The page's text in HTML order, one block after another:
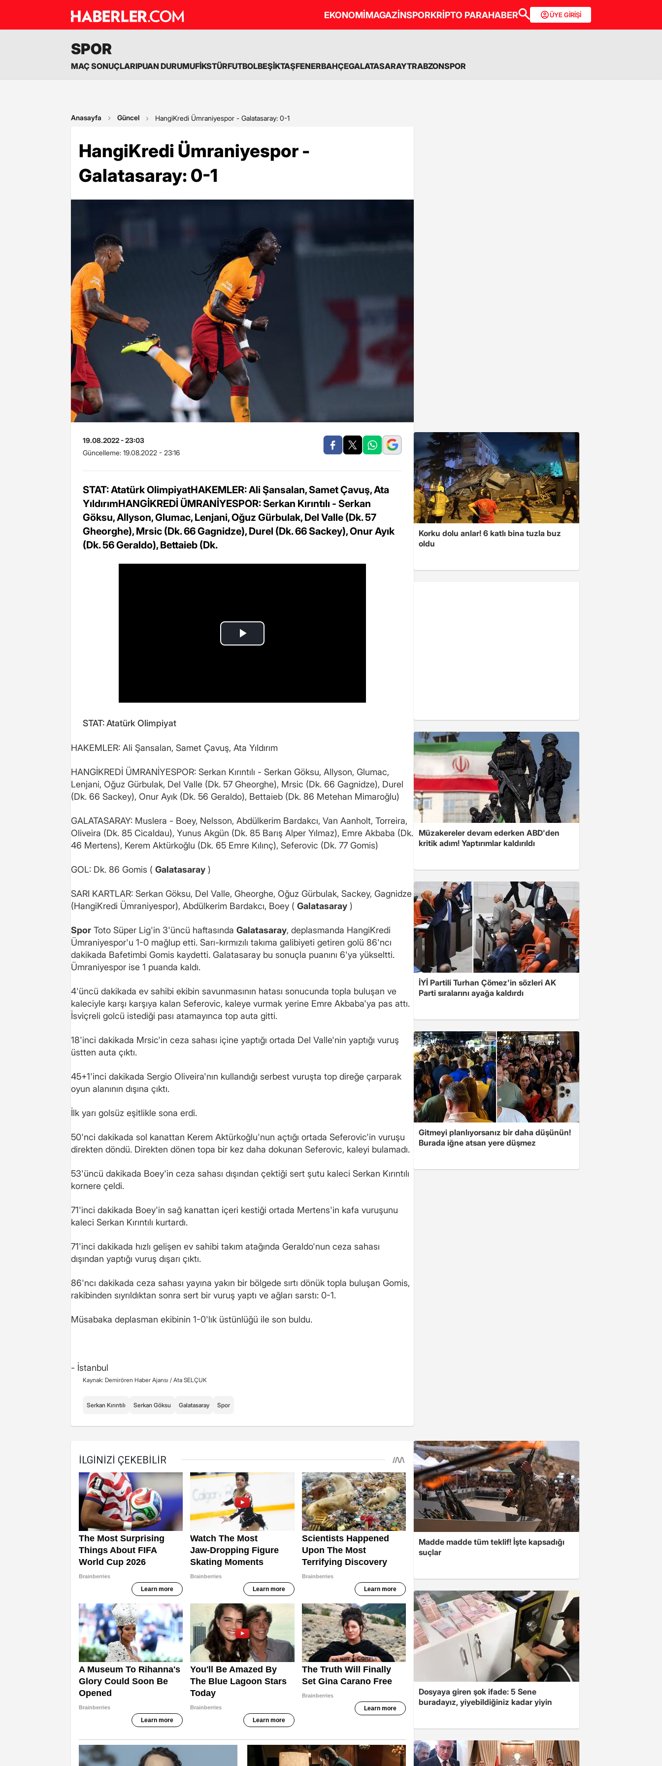
EKONOMİMAGAZİNSPORKRİPTO PARAHABER ÜYE GİRİŞİ
SPOR
MAÇ SONUÇLARIPUAN DURUMUFİKSTÜRFUTBOLBEŞİKTAŞFENERBAHÇEGALATASARAYTRABZONSPOR
Anasayfa Güncel HangiKredi Ümraniyespor - Galatasaray: 0-1
HangiKredi Ümraniyespor -
Galatasaray: 0-1
19.08.2022 - 23:03
Güncelleme: 19.08.2022 - 23:16
STAT: Atatürk OlimpiyatHAKEMLER: Ali Şansalan, Samet Çavuş, Ata
YıldırımHANGİKREDİ ÜMRANİYESPOR: Serkan Kırıntılı - Serkan
Göksu, Allyson, Glumac, Lenjani, Oğuz Gürbulak, Del Valle (Dk. 57
Gheorghe), Mrsic (Dk. 66 Gagnidze), Durel (Dk. 66 Sackey), Onur Ayık
(Dk. 56 Geraldo), Bettaieb (Dk.
STAT: Atatürk Olimpiyat
HAKEMLER: Ali Şansalan, Samet Çavuş, Ata Yıldırım
HANGİKREDİ ÜMRANİYESPOR: Serkan Kırıntılı - Serkan Göksu, Allyson, Glumac,
Lenjani, Oğuz Gürbulak, Del Valle (Dk. 57 Gheorghe), Mrsic (Dk. 66 Gagnidze), Durel
(Dk. 66 Sackey), Onur Ayık (Dk. 56 Geraldo), Bettaieb (Dk. 86 Metehan Mimaroğlu)
GALATASARAY: Muslera - Boey, Nelsson, Abdülkerim Bardakcı, Van Aanholt, Torreira,
Oliveira (Dk. 85 Cicaldau), Yunus Akgün (Dk. 85 Barış Alper Yılmaz), Emre Akbaba (Dk.
46 Mertens), Kerem Aktürkoğlu (Dk. 65 Emre Kılınç), Seferovic (Dk. 77 Gomis)
GOL: Dk. 86 Gomis ( Galatasaray )
SARI KARTLAR: Serkan Göksu, Del Valle, Gheorghe, Oğuz Gürbulak, Sackey, Gagnidze
(HangiKredi Ümraniyespor), Abdülkerim Bardakcı, Boey ( Galatasaray )
Spor Toto Süper Lig'in 3'üncü haftasında Galatasaray, deplasmanda HangiKredi
Ümraniyespor'u 1-0 mağlup etti. Sarı-kırmızılı takıma galibiyeti getiren golü 86'ncı
dakikada Bafetimbi Gomis kaydetti. Galatasaray bu sonuçla puanını 6'ya yükseltti.
Ümraniyespor ise 1 puanda kaldı.
4'üncü dakikada ev sahibi ekibin savunmasının hatası sonucunda topla buluşan ve
kaleciyle karşı karşıya kalan Seferovic, kaleye vurmak yerine Emre Akbaba'ya pas attı.
İsviçreli golcü istediği pası atamayınca top auta gitti.
18'inci dakikada Mrsic'in ceza sahası içine yaptığı ortada Del Valle'nin yaptığı vuruş
üstten auta çıktı.
45+1'inci dakikada Sergio Oliveira'nın kullandığı serbest vuruşta top direğe çarparak
oyun alanının dışına çıktı.
İlk yarı golsüz eşitlikle sona erdi.
50'nci dakikada sol kanattan Kerem Aktürkoğlu'nun açtığı ortada Seferovic'in vuruşu
direkten döndü. Direkten dönen topa bir kez daha dokunan Seferovic, kaleyi bulamadı.
53'üncü dakikada Boey'in ceza sahası dışından çektiği sert şutu kaleci Serkan Kırıntılı
kornere çeldi.
71'inci dakikada Boey'in sağ kanattan içeri kestiği ortada Mertens'in kafa vuruşunu
kaleci Serkan Kırıntılı kurtardı.
71'inci dakikada hızlı gelişen ev sahibi takım atağında Geraldo'nun ceza sahası
dışından yaptığı vuruş dışarı çıktı.
86'ncı dakikada ceza sahası yayına yakın bir bölgede sırtı dönük topla buluşan Gomis,
rakibinden sıyrıldıktan sonra sert bir vuruş yaptı ve ağları sarstı: 0-1.
Müsabaka deplasman ekibinin 1-0'lık üstünlüğü ile son buldu.
- İstanbul
Kaynak: Demirören Haber Ajansı / Ata SELÇUK
Serkan Kırıntılı Serkan Göksu Galatasaray Spor
Korku dolu anlar! 6 katlı bina tuzla buz
oldu
Müzakereler devam ederken ABD'den
kritik adım! Yaptırımlar kaldırıldı
İYİ Partili Turhan Çömez'in sözleri AK
Parti sıralarını ayağa kaldırdı
Gitmeyi planlıyorsanız bir daha düşünün!
Burada iğne atsan yere düşmez
Madde madde tüm teklif! İşte kapsadığı
suçlar
Dosyaya giren şok ifade: 5 Sene
buradayız, yiyebildiğiniz kadar yiyin